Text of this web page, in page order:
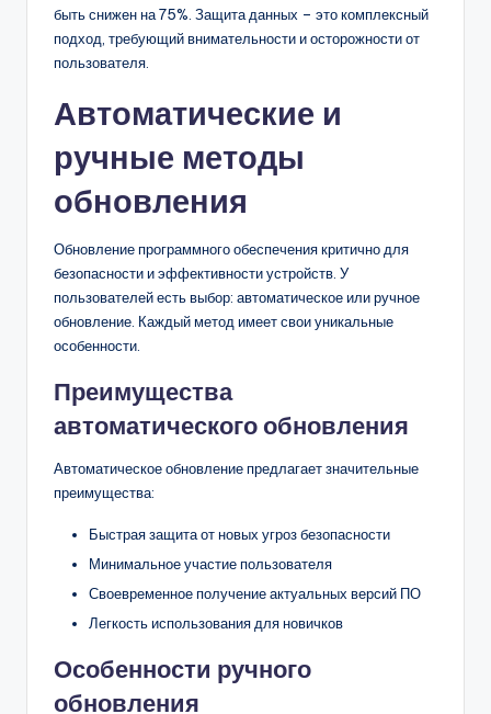
быть снижен на 75%. Защита данных – это комплексный
подход, требующий внимательности и осторожности от
пользователя.
Автоматические и
ручные методы
обновления
Обновление программного обеспечения критично для
безопасности и эффективности устройств. У
пользователей есть выбор: автоматическое или ручное
обновление. Каждый метод имеет свои уникальные
особенности.
Преимущества
автоматического обновления
Автоматическое обновление предлагает значительные
преимущества:
Быстрая защита от новых угроз безопасности
Минимальное участие пользователя
Своевременное получение актуальных версий ПО
Легкость использования для новичков
Особенности ручного
обновления